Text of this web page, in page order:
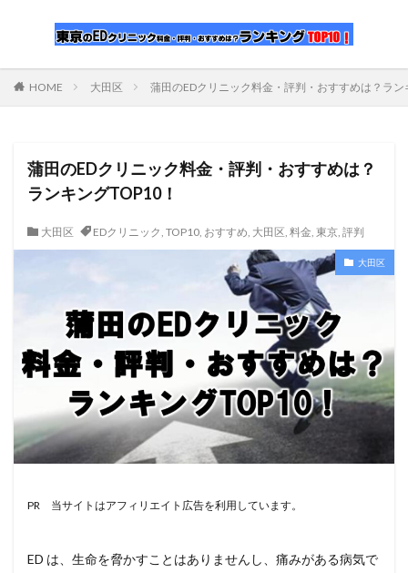
HOME 大田区 蒲田のEDクリニック料金・評判・おすすめは？ラン
蒲田のEDクリニック料金・評判・おすすめは？
ランキングTOP10！
大田区 EDクリニック, TOP10, おすすめ, 大田区, 料金, 東京, 評判
大田区
PR 当サイトはアフィリエイト広告を利用しています。
ED は、生命を脅かすことはありませんし、痛みがある病気で